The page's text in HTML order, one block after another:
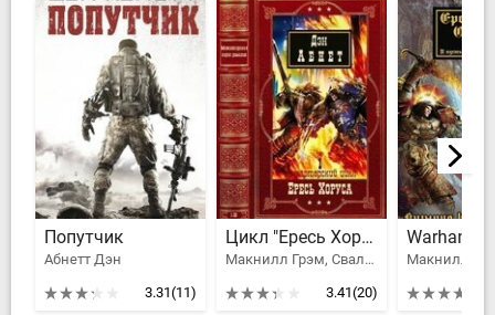
Попутчик
Абнетт Дэн
3.31(11)
Цикл "Ересь Хоруса". Компиляция. Книги 1-20
Макнилл Грэм, Сваллоу Джеймс, Абнетт Дэн, Дембски-Боуден Аарон, Каунтер Бен, Торп Гэв, Swallow James, Сканлон Митчел, Майк Ли, MvNeill Graham
3.41(20)